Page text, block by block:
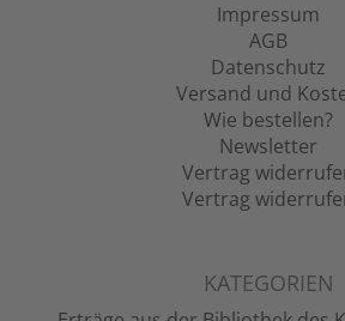
Impressum
AGB
Datenschutz
Versand und
Wie bestellen?
Newsletter
Vertrag
Vertrag
KATEGORIEN